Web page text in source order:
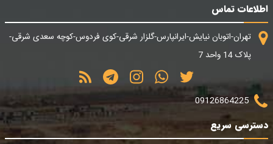
اطلاعات تماس
تهران-اتوبان نیایش-ایرانپارس-گلزار شرقی-کوی فردوس-کوچه سعدی شرقی-
پلاک 14 واحد 7
09126864225
دسترسی سریع